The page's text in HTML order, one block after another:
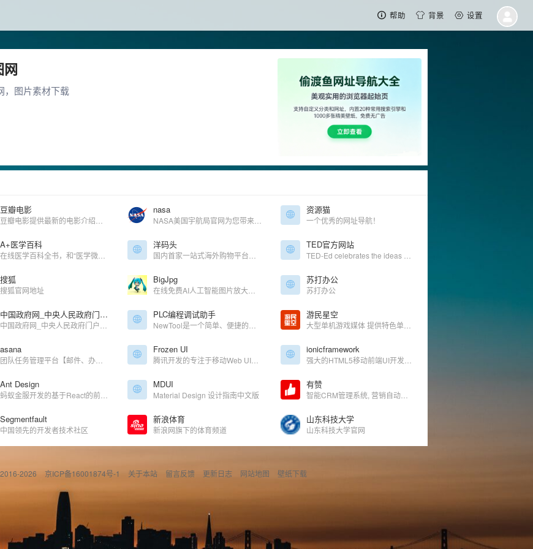
帮助 背景 设置
网
，图片素材下载
豆瓣电影 nasa 资源猫
一个优秀的网址导航！
A+医学百科 洋码头 TED官方网站
搜狐
搜狐官网地址
BigJpg 苏打办公
苏打办公
中国政府网_中央人民政府门户网站 PLC编程调试助手 游民星空
asana Frozen UI ionicframework
Ant Design MDUI
Material Design 设计指南中文版
有赞
Segmentfault
中国领先的开发者技术社区
新浪体育
新浪网旗下的体育频道
山东科技大学
山东科技大学官网
2026 京ICP备16001874号-1 关于本站 留言反馈 更新日志 网站地图 壁纸下载